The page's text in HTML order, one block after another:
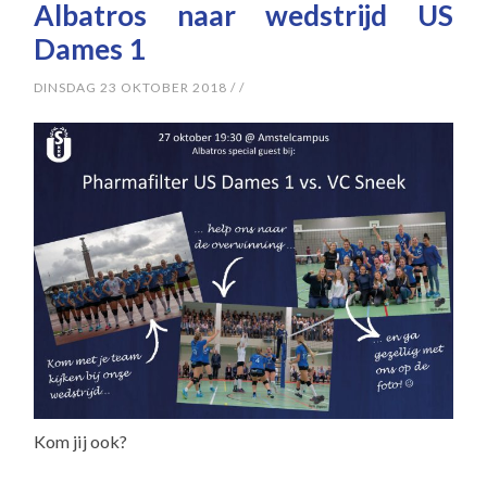
Albatros naar wedstrijd US
Dames 1
DINSDAG 23 OKTOBER 2018 //
Kom jij ook?